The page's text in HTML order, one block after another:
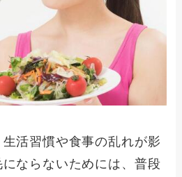
活習慣や食事の乱れが影
ならないためには、普段